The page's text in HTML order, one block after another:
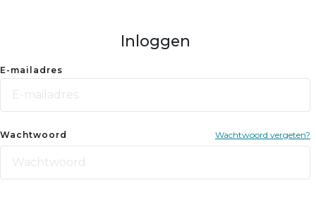
Inloggen
E-mailadres
Wachtwoord Wachtwoord vergeten?